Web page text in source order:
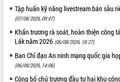
Tập huấn kỹ năng livestream bán sầu
(07/08/2026, 09:07)
Khẩn trương rà soát, hoàn thiện công
Lắk năm 2026 (06/08/2026, 18:27)
Ban Chỉ đạo An ninh mạng quốc gia
(06/08/2026, 14:06)
Công bố chủ trương đầu tư hai khu